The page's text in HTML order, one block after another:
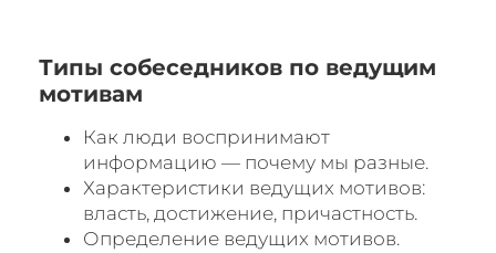
Типы собеседников по ведущим
мотивам
Как люди воспринимают
информацию — почему мы разные.
Характеристики ведущих мотивов:
власть, достижение, причастность.
Определение ведущих мотивов.